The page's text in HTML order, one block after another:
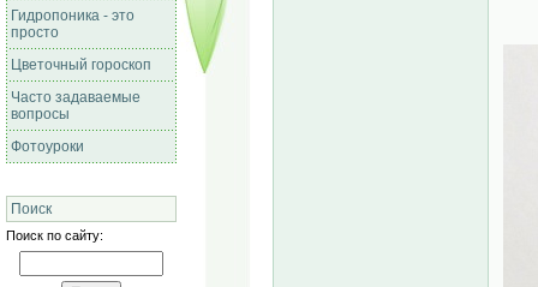
Гидропоника - это
просто
Цветочный гороскоп
Часто задаваемые
вопросы
Фотоуроки
Поиск
Поиск по сайту: